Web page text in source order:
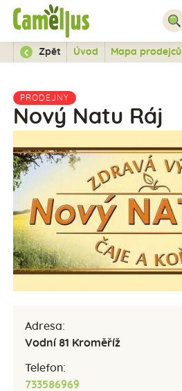
Zpět Úvod Mapa prodejců
PRODEJNY
Nový Natu Ráj
Adresa:
Vodní 81 Kroměříž
Telefon:
733586969